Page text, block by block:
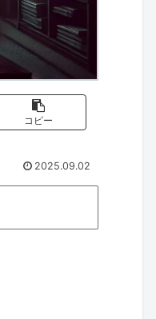
コピー
2025.09.02